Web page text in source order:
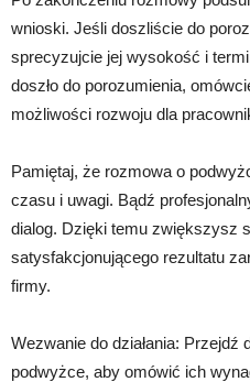
wnioski. Jeśli doszliście do
sprecyzujcie jej wysokość i
doszło do porozumienia,
możliwości rozwoju dla
Pamiętaj, że rozmowa o
czasu i uwagi. Bądź
dialog. Dzięki temu zwiększysz
satysfakcjonującego rezultatu
firmy.
Wezwanie do działania:
podwyżce, aby omówić ich